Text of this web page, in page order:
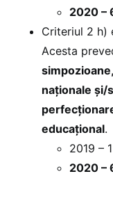
2020 –
Criteriul 2 h)
Acesta
naţionale şi/
educaţional.
2019 –
2020 –